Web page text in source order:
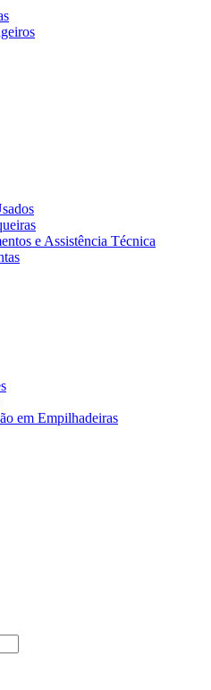
e Assistência Técnica
em Empilhadeiras